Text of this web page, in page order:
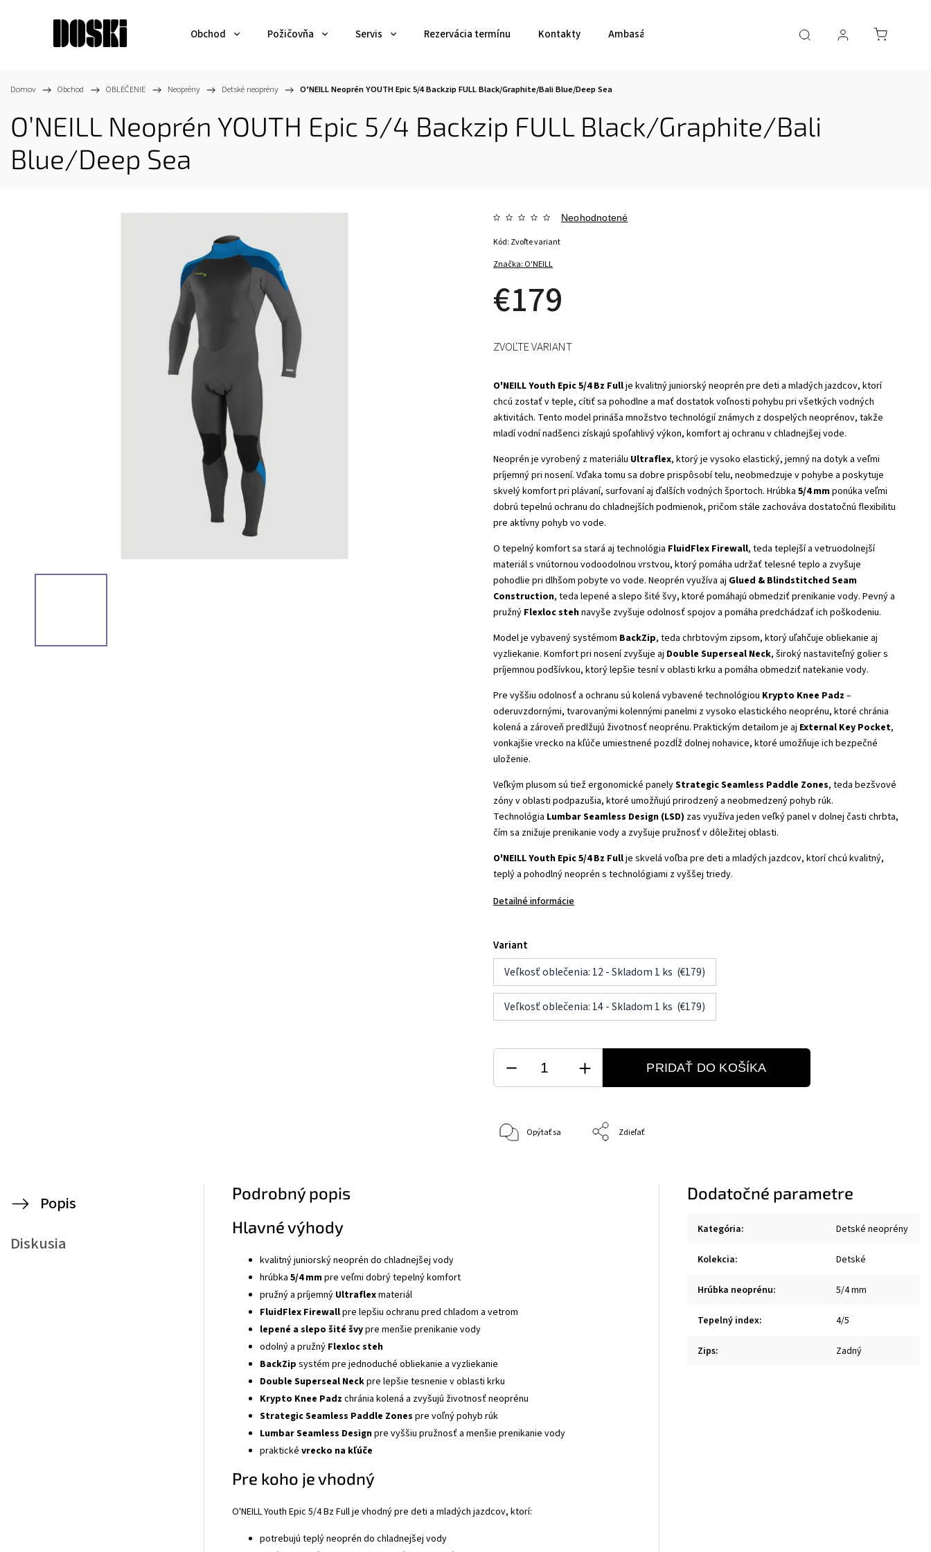
Obchod Požičovňa Servis Rezervácia termínu Kontakty Ambasádori
Domov / Obchod / OBLEČENIE / Neoprény / Detské neoprény / O’NEILL Neoprén YOUTH Epic 5/4 Backzip FULL Black/Graphite/Bali Blue/Deep Sea
O’NEILL Neoprén YOUTH Epic 5/4 Backzip FULL Black/Graphite/Bali
Blue/Deep Sea
Značka: O'NEILL
Neohodnotené
€179
Kód: Zvoľte variant
O'NEILL Youth Epic 5/4 Bz Fullje kvalitný juniorský neoprén pre deti a mladých jazdcov, ktorí
chcú zostať v teple, cítiť sa pohodlne a mať dostatok voľnosti pohybu pri všetkých vodných
aktivitách. Tento model prináša množstvo technológií známych z dospelých neoprénov, takže
mladí vodní nadšenci získajú spoľahlivý výkon, komfort aj ochranu v chladnejšej vode.
Neoprén je vyrobený z materiálu Ultraflex, ktorý je vysoko elastický, jemný na dotyk a veľmi
príjemný pri nosení. Vďaka tomu sa dobre prispôsobí telu, neobmedzuje v pohybe a poskytuje
skvelý komfort pri plávaní, surfovaní aj ďalších vodných športoch. Hrúbka 5/4 mmponúka veľmi
dobrú tepelnú ochranu do chladnejších podmienok, pričom stále zachováva dostatočnú flexibilitu
pre aktívny pohyb vo vode.
O tepelný komfort sa stará aj technológia FluidFlex Firewall, teda teplejší a vetruodolnejší
materiál s vnútornou vodoodolnou vrstvou, ktorý pomáha udržať telesné teplo a zvyšuje
pohodlie pri dlhšom pobyte vo vode. Neoprén využíva aj Glued & Blindstitched Seam
Construction, teda lepené a slepo šité švy, ktoré pomáhajú obmedziť prenikanie vody. Pevný a
pružný Flexloc stehnavyše zvyšuje odolnosť spojov a pomáha predchádzať ich poškodeniu.
Model je vybavený systémom BackZip, teda chrbtovým zipsom, ktorý uľahčuje obliekanie aj
vyzliekanie. Komfort pri nosení zvyšuje aj Double Superseal Neck, široký nastaviteľný golier s
príjemnou podšívkou, ktorý lepšie tesní v oblasti krku a pomáha obmedziť natekanie vody.
Pre vyššiu odolnosť a ochranu sú kolená vybavené technológiou Krypto Knee Padz –
oderuvzdornými, tvarovanými kolennými panelmi z vysoko elastického neoprénu, ktoré chránia
kolená a zároveň predlžujú životnosť neoprénu. Praktickým detailom je aj External Key Pocket,
vonkajšie vrecko na kľúče umiestnené pozdĺž dolnej nohavice, ktoré umožňuje ich bezpečné
uloženie.
Veľkým plusom sú tiež ergonomické panelyStrategic Seamless Paddle Zones, teda bezšvové
zóny v oblasti podpazušia, ktoré umožňujú prirodzený a neobmedzený pohyb rúk.
Technológia Lumbar Seamless Design (LSD) zas využíva jeden veľký panel v dolnej časti chrbta,
čím sa znižuje prenikanie vody a zvyšuje pružnosť v dôležitej oblasti.
O'NEILL Youth Epic 5/4 Bz Fullje skvelá voľba pre deti a mladých jazdcov, ktorí chcú kvalitný,
teplý a pohodlný neoprén s technológiami z vyššej triedy.
Detailné informácie
Variant
Veľkosť oblečenia: 12 - Skladom 1 ks (€179)
Veľkosť oblečenia: 14 - Skladom 1 ks (€179)
ZVOĽTE VARIANT
PRIDAŤ DO KOŠÍKA
Opýtať sa Zdieľať
Popis
Diskusia
Podrobný popis
Hlavné výhody
kvalitný juniorský neoprén do chladnejšej vody
hrúbka 5/4 mmpre veľmi dobrý tepelný komfort
pružný a príjemný Ultraflexmateriál
FluidFlex Firewallpre lepšiu ochranu pred chladom a vetrom
lepené a slepo šité švypre menšie prenikanie vody
odolný a pružný Flexloc steh
BackZip systém pre jednoduché obliekanie a vyzliekanie
Double Superseal Neckpre lepšie tesnenie v oblasti krku
Krypto Knee Padz chránia kolená a zvyšujú životnosť neoprénu
Strategic Seamless Paddle Zones pre voľný pohyb rúk
Lumbar Seamless Designpre vyššiu pružnosť a menšie prenikanie vody
praktické vrecko na kľúče
Pre koho je vhodný
O'NEILL Youth Epic 5/4 Bz Full je vhodný pre deti a mladých jazdcov, ktorí:
potrebujú teplý neoprén do chladnejšej vody
Dodatočné parametre
Kategória: Detské neoprény
Kolekcia: Detské
Hrúbka neoprénu: 5/4 mm
Tepelný index: 4/5
Zips: Zadný